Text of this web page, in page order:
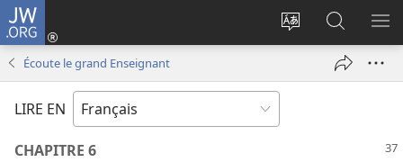
JW.ORG
Changer
langue
Se
connecter
nouvelle
sur
JW.ORG
Écoute le grand Enseignant
LIRE EN
CHAPITRE 6